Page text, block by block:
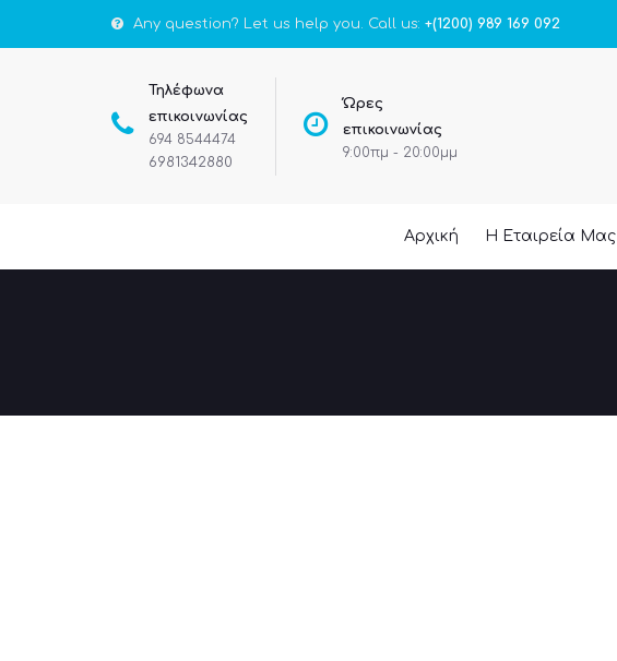
Any question? Let us help you. Call us: +(1200) 989 169 092
Τηλέφωνα
επικοινωνίας
694 8544474
6981342880
Ώρες
επικοινωνίας
9:00πμ - 20:00μμ
Αρχική Η Εταιρεία Μας